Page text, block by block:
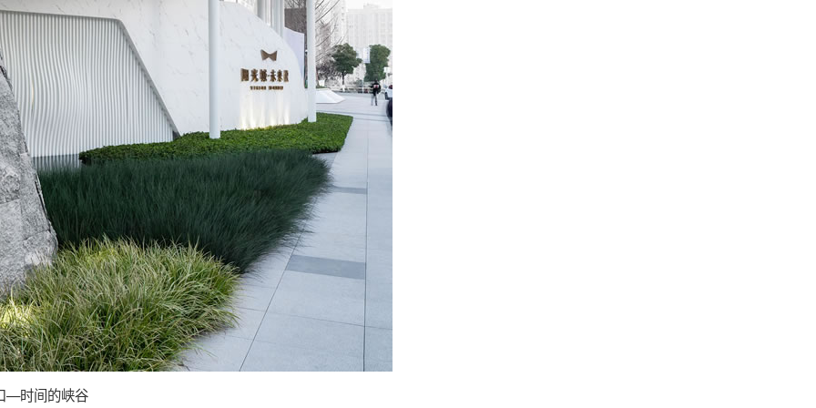
—时间的峡谷